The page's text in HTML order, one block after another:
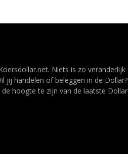
Niets is zo veranderlijk
jij handelen of beleggen in de Dollar?
hoogte te zijn van de laatste Dollar